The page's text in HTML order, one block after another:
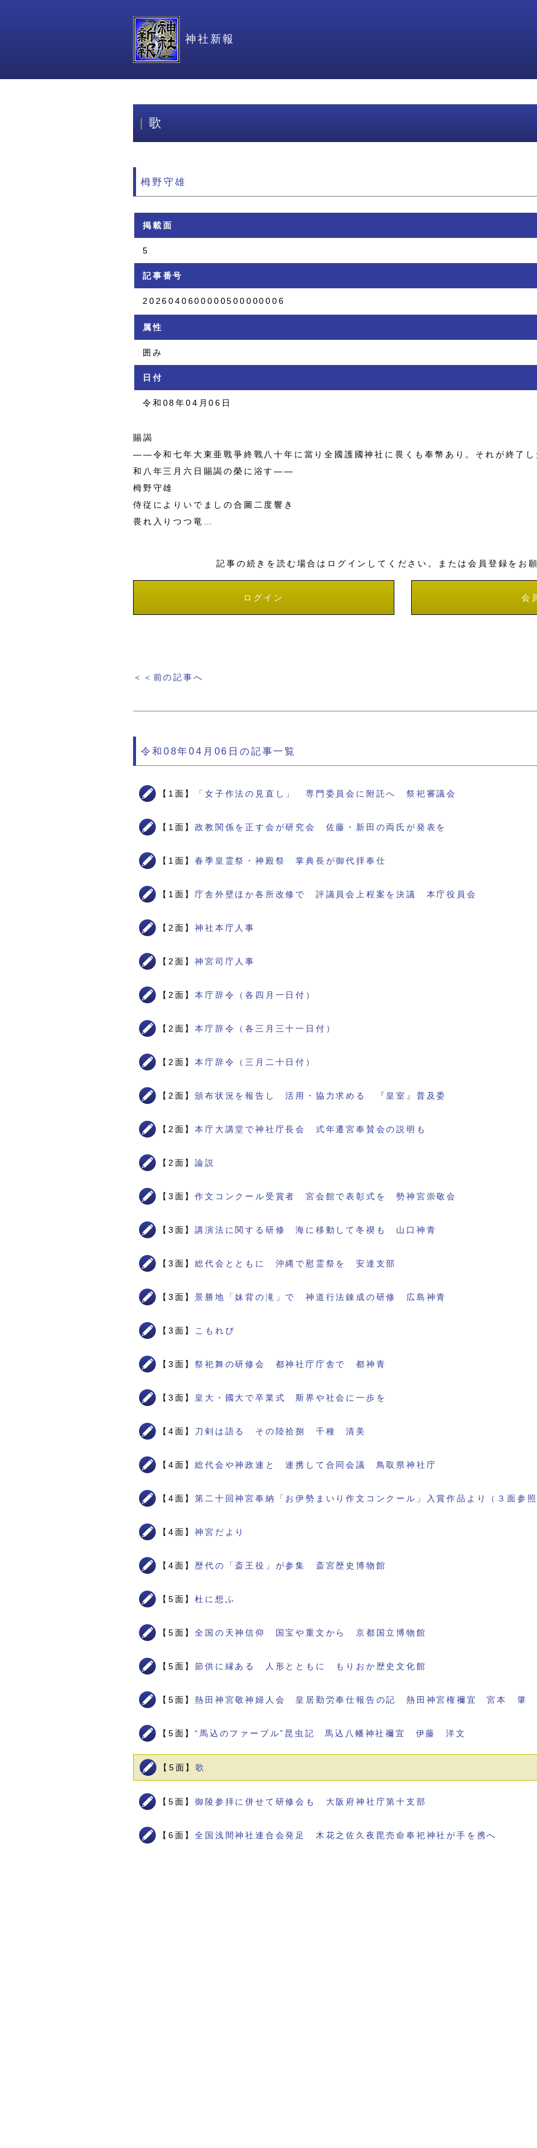
神社新報
歌
栂野守雄
掲載面
5
記事番号
2026040600000500000006
属性
囲み
日付
令和08年04月06日
賜謁
――令和七年大東亜戰爭終戰八十年に當り全國護國神社に畏くも奉幣あり。それが終了
和八年三月六日賜謁の榮に浴す――
栂野守雄
侍従によりいでましの合圖二度響き
畏れ入りつつ竜…
記事の続きを読む場合はログインしてください。または会員登録をお
ログイン 会
＜＜前の記事へ
令和08年04月06日の記事一覧
【1面】 「女子作法の見直し」 専門委員会に附託へ 祭祀審議会
【1面】政教関係を正す会が研究会 佐藤・新田の両氏が発表を
【1面】春季皇霊祭・神殿祭 掌典長が御代拝奉仕
【1面】 庁舎外壁ほか各所改修で 評議員会上程案を決議 本庁役員会
【2面】神社本庁人事
【2面】神宮司庁人事
【2面】本庁辞令（各四月一日付）
【2面】本庁辞令（各三月三十一日付）
【2面】本庁辞令（三月二十日付）
【2面】頒布状況を報告し 活用・協力求める 『皇室』普及委
【2面】本庁大講堂で神社庁長会 式年遷宮奉賛会の説明も
【2面】論説
【3面】作文コンクール受賞者 宮会館で表彰式を 勢神宮崇敬会
【3面】講演法に関する研修 海に移動して冬禊も 山口神青
【3面】総代会とともに 沖縄で慰霊祭を 安達支部
【3面】景勝地「妹背の滝」で 神道行法錬成の研修 広島神青
【3面】 こもれび
【3面】祭祀舞の研修会 都神社庁庁舎で 都神青
【3面】 皇大・國大で卒業式 斯界や社会に一歩を
【4面】 刀剣は語る その陸拾捌 千種 清美
【4面】総代会や神政連と 連携して合同会議 鳥取県神社庁
【4面】第二十回神宮奉納「お伊勢まいり作文コンクール」入賞作品より（３面参
【4面】神宮だより
【4面】 歴代の「斎王役」が参集 斎宮歴史博物館
【5面】杜に想ふ
【5面】全国の天神信仰 国宝や重文から 京都国立博物館
【5面】節供に縁ある 人形とともに もりおか歴史文化館
【5面】熱田神宮敬神婦人会 皇居勤労奉仕報告の記 熱田神宮権禰宜 宮本 肇
【5面】“馬込のファーブル”昆虫記 馬込八幡神社禰宜 伊藤 洋文
【5面】歌
【5面】御陵参拝に併せて研修会も 大阪府神社庁第十支部
【6面】全国浅間神社連合会発足 木花之佐久夜毘売命奉祀神社が手を携へ